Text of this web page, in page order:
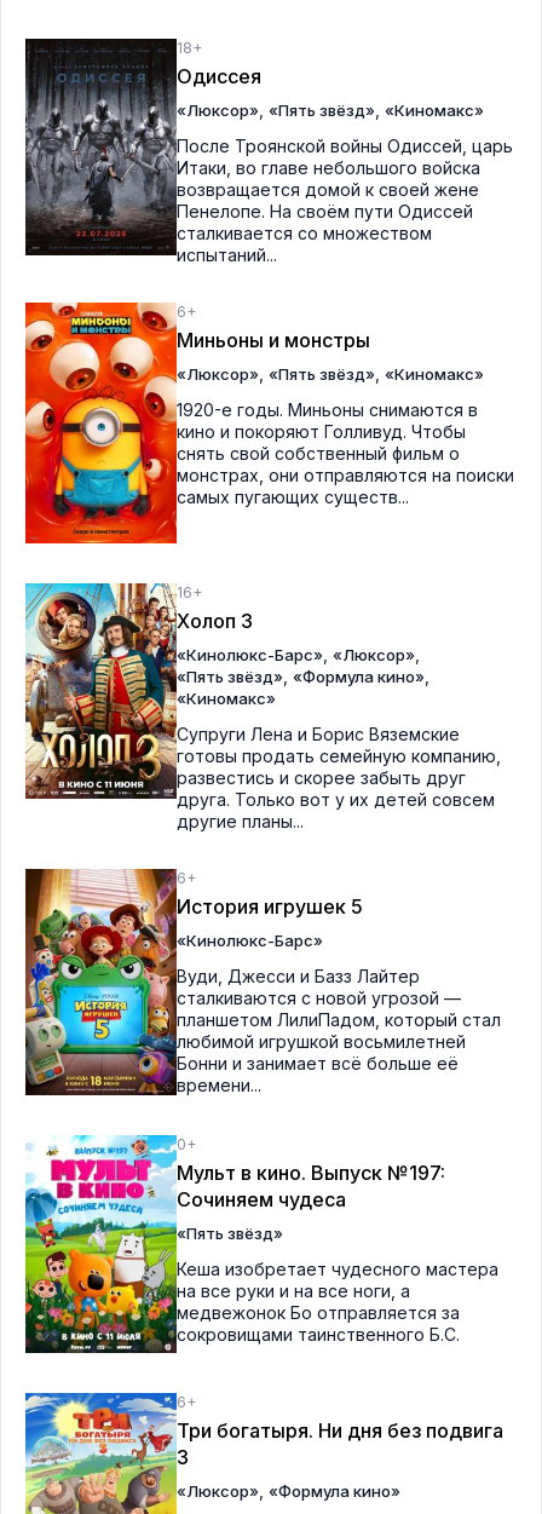
18+
Одиссея
«Люксор», «Пять звёзд», «Киномакс»
После Троянской войны Одиссей, царь
Итаки, во главе небольшого войска
возвращается домой к своей жене
Пенелопе. На своём пути Одиссей
сталкивается со множеством
испытаний...
6+
Миньоны и монстры
«Люксор», «Пять звёзд», «Киномакс»
1920-е годы. Миньоны снимаются в
кино и покоряют Голливуд. Чтобы
снять свой собственный фильм о
монстрах, они отправляются на поиски
самых пугающих существ...
16+
Холоп 3
«Кинолюкс-Барс» «Люксор»
«Пять звёзд» «Формула кино»
«Киномакс»
Супруги Лена и Борис Вяземские
готовы продать семейную компанию,
развестись и скорее забыть друг
друга. Только вот у их детей совсем
другие планы...
6+
История игрушек 5
«Кинолюкс-Барс»
Вуди, Джесси и Базз Лайтер
сталкиваются с новой угрозой —
планшетом ЛилиПадом, который стал
любимой игрушкой восьмилетней
Бонни и занимает всё больше её
времени...
0+
Мульт в кино. Выпуск №197:
Сочиняем чудеса
«Пять звёзд»
Кеша изобретает чудесного мастера
на все руки и на все ноги, а
медвежонок Бо отправляется за
сокровищами таинственного Б.С.
6+
Три богатыря. Ни дня без подвига
3
«Люксор» «Формула кино»